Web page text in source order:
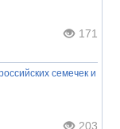
171
семечек и
203